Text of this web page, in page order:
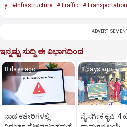
y
#Infrastructure #Traffic #Transportation
ಇನ್ನಷ್ಟು ಸುದ್ದಿ ಈ ವಿಭಾಗದಿಂದ
8 days ago
ನಾಡ ಕಚೇರಿಗಳಲ್ಲಿ
8 days ago
ನೈಸರ್ಗಿಕ ಕೃಷಿ: 4